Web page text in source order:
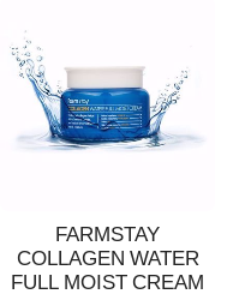
FARMSTAY
COLLAGEN WATER
FULL MOIST CREAM